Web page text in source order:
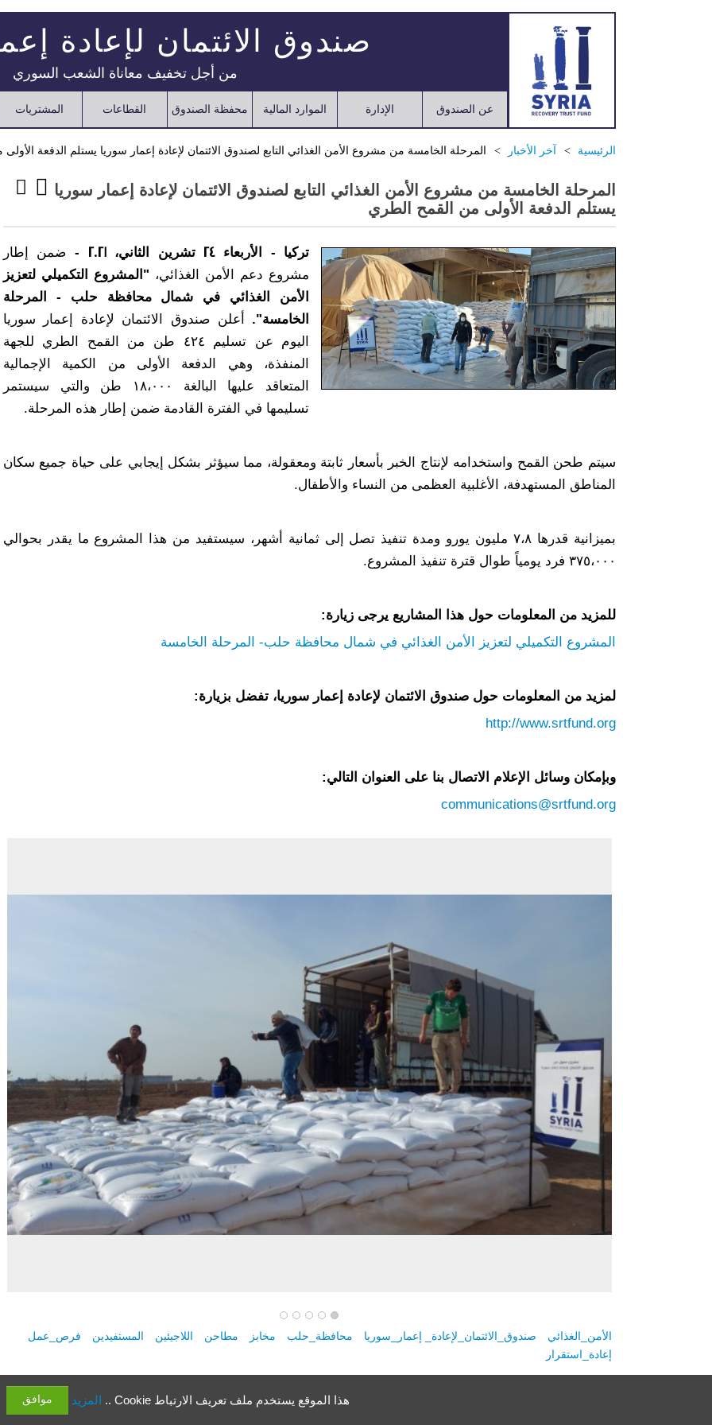
صندوق الائتمان لإعادة
من أجل تخفيف معاناة الشعب السوري
عن الصندوق الإدارة الموارد المالية محفظة الصندوق القطاعات المشتريات
الرئيسية آخر الأخبار المرحلة الخامسة من مشروع الأمن الغذائي التابع لصندوق الائتمان لإعادة إعمار سوريا يستلم الدفعة
المرحلة الخامسة من مشروع الأمن الغذائي التابع لصندوق الائتمان لإعادة إعمار سوريا
يستلم الدفعة الأولى من القمح الطري
تركيا - الأربعاء 24 تشرين الثاني، 2021 -
ضمن إطار
مشروع دعم الأمن الغذائي، "المشروع التكميلي لتعزيز
الأمن الغذائي في شمال محافظة حلب - المرحلة
الخامسة".
أعلن صندوق الائتمان لإعادة إعمار سوريا
اليوم عن تسليم ٤٢٤ طن من القمح الطري للجهة
المنفذة، وهي الدفعة الأولى من الكمية الإجمالية
المتعاقد عليها البالغة ١٨،٠٠٠ طن والتي سيستمر
تسليمها في الفترة القادمة ضمن إطار هذه المرحلة.
سيتم طحن القمح واستخدامه لإنتاج الخبر بأسعار ثابتة ومعقولة، مما سيؤثر بشكل إيجابي على حياة جميع سكان
المناطق المستهدفة، الأغلبية العظمى من النساء والأطفال.
بميزانية قدرها ٧،٨ مليون يورو ومدة تنفيذ تصل إلى ثمانية أشهر، سيستفيد من هذا المشروع ما يقدر بحوالي
٣٧٥،٠٠٠ فرد يومياً طوال قترة تنفيذ المشروع.
للمزيد من المعلومات حول هذا المشاريع يرجى زيارة:
المشروع التكميلي لتعزيز الأمن الغذائي في شمال محافظة حلب- المرحلة الخامسة
لمزيد من المعلومات حول صندوق الائتمان لإعادة إعمار سوريا، تفضل بزيارة:
http://www.srtfund.org
وبإمكان وسائل الإعلام الاتصال بنا على العنوان التالي:
communications@srtfund.org
الأمن_الغذائي صندوق_الائتمان_لإعادة_ إعمار_سوريا محافظة_حلب مخابز مطاحن اللاجيئين المستفيدين
فرص_عمل
إعادة_استقرار
هذا الموقع يستخدم ملف تعريف الارتباط Cookie .. المزيد موافق